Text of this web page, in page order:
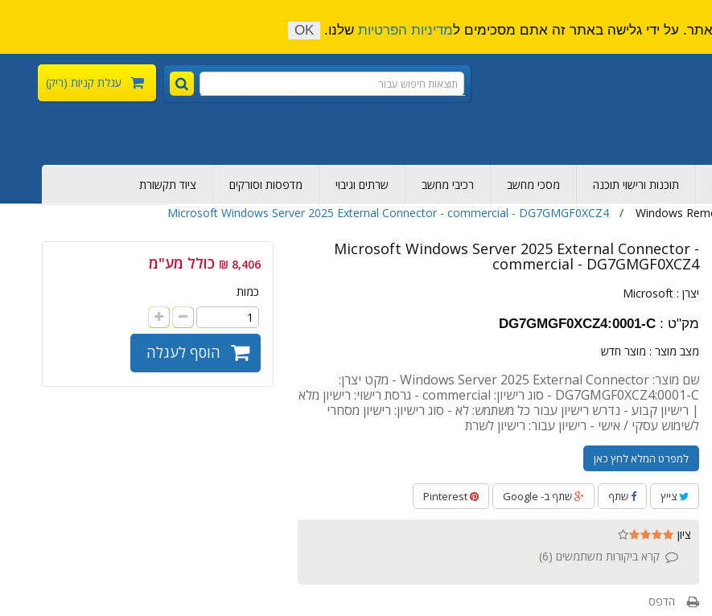
עגלת קניות (ריק)
תוכנות ורישוי תוכנה מסכי מחשב רכיבי מחשב שרתים וגיבוי מדפסות וסורקים
ציוד תקשורת
Windows
Microsoft Windows Server 2025 External Connector - commercial - DG7GMGF0XCZ4
Microsoft Windows Server 2025 External Connector -
commercial - DG7GMGF0XCZ4
יצרן :Microsoft
מק"ט : DG7GMGF0XCZ4:0001-C
מצב מוצר : מוצר חדש
שם מוצר: Windows Server 2025 External Connector - מקט יצרן:
DG7GMGF0XCZ4:0001-C - סוג רישיון: commercial - גרסת רישוי: רישיון מלא
| רישיון קבוע - נדרש רישיון עבור כל משתמש: לא - סוג רישיון: רישיון מסחרי
לשימוש עסקי / אישי - רישיון עבור: רישיון לשרת
למפרט המלא לחץ כאן
צייץ שתף שתף ב- Google Pinterest
ציון
קרא ביקורות משתמשים (6
)
הדפס
8,406 ₪ כולל מע"מ
כמות
הוסף לעגלה
מדיניות הפרטיות שלנו. OK